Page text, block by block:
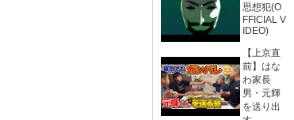
思想犯(O
FFICIAL V
IDEO)
【上京直
前】はな
わ家長
男・元輝
を送り出